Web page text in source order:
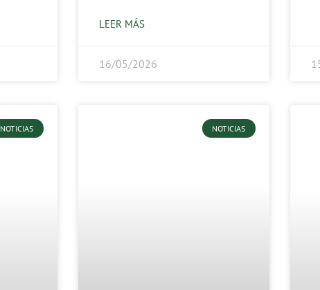
LEER MÁS
16/05/2026
NOTICIAS NOTICIAS